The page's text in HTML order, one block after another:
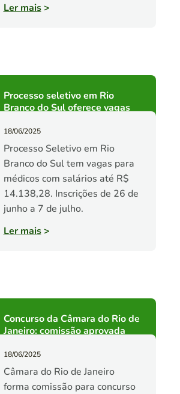
Ler mais>
Processo seletivo em Rio
Branco do Sul oferece vagas
18/06/2025
Processo Seletivo em Rio
Branco do Sul tem vagas para
médicos com salários até R$
14.138,28. Inscrições de 26 de
junho a 7 de julho.
Ler mais>
Concurso da Câmara do Rio de
Janeiro: comissão aprovada
18/06/2025
Câmara do Rio de Janeiro
forma comissão para concurso